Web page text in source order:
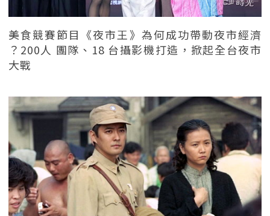
美食競賽節目《夜市王》為何成功帶動夜市經濟
？200人 團隊、18 台攝影機打造，掀起全台夜市
大戰